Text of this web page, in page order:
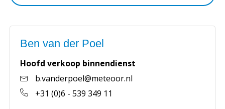
Verkoop Stelcon (7)
Verkoop Railcon / Divicon (3)
Bedrijfsbureau / Logistiek (6)
Werkvoorbereiding / Planning (3)
Ben van der Poel
Hoofd verkoop binnendienst
b.vanderpoel@meteoor.nl
+31 (0)6 - 539 349 11